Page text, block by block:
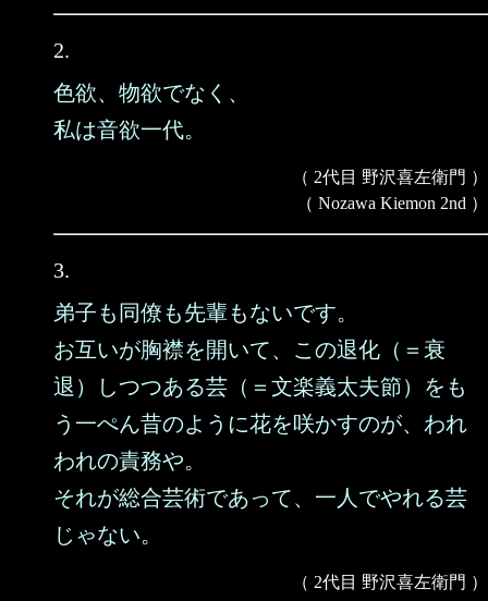
2.
色欲、物欲でなく、
私は音欲一代。
（ 2代目 野沢喜左衛門 ）
（ Nozawa Kiemon 2nd ）
3.
弟子も同僚も先輩もないです。
お互いが胸襟を開いて、この退化（＝衰
退）しつつある芸（＝文楽義太夫節）をも
う一ぺん昔のように花を咲かすのが、われ
われの責務や。
それが総合芸術であって、一人でやれる芸
じゃない。
（ 2代目 野沢喜左衛門 ）